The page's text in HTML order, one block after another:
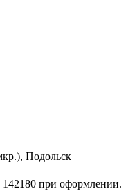
Подольск
при оформлении.